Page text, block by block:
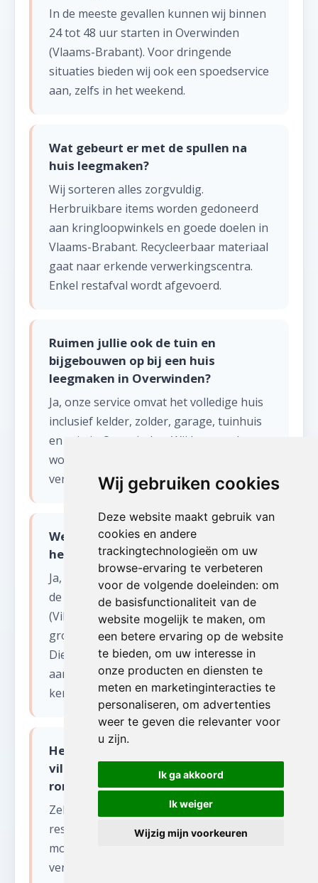
Wij gebruiken cookies
Deze website maakt gebruik van
cookies en andere
trackingtechnologieën om uw
browse-ervaring te verbeteren
voor de volgende doeleinden: om
de basisfunctionaliteit van de
website mogelijk te maken, om
een betere ervaring op de website
te bieden, om uw interesse in
onze producten en diensten te
meten en marketinginteracties te
personaliseren, om advertenties
weer te geven die relevanter voor
u zijn.
Ik ga akkoord
Ik weiger
Wijzig mijn voorkeuren
In de meeste gevallen kunnen wij binnen
24 tot 48 uur starten in Overwinden
(Vlaams-Brabant). Voor dringende
situaties bieden wij ook een spoedservice
aan, zelfs in het weekend.
Wat gebeurt er met de spullen na
huis leegmaken?
Wij sorteren alles zorgvuldig.
Herbruikbare items worden gedoneerd
aan kringloopwinkels en goede doelen in
Vlaams-Brabant. Recycleerbaar materiaal
gaat naar erkende verwerkingscentra.
Enkel restafval wordt afgevoerd.
Ruimen jullie ook de tuin en
bijgebouwen op bij een huis
leegmaken in Overwinden?
Ja, onze service omvat het volledige huis
inclusief kelder, zolder, garage, tuinhuis
en tuin in Overwinden. Wij leveren de
woning bezemschoon op, klaar voor
verkoop of verhuur.
Werken jullie in de Brusselse rand en
het Hageland voor huis leegmaken?
Ja, wij bedienen heel Vlaams-Brabant: van
de dichtbebouwde Brusselse rand
(Vilvoorde, Zaventem, Tervuren) tot het
groene Hageland (Leuven, Aarschot,
Diest) en het Pajottenland. De diversiteit
aan woningtypes in deze provincie
kennen wij als geen ander.
Hebben jullie ervaring met de
villawijk en in residentiële buurten
rond Brussel bij huis leegmaken?
Zeker. Vlaams-Brabant telt veel
residentiële wijken met ruime villa's en
moderne woningen. Deze panden
vereisen vaak een zorgvuldige aanpak